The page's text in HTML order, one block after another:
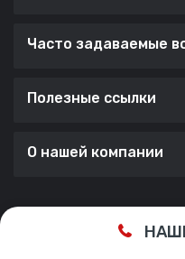
Часто задаваемые
Полезные ссылки
О нашей компании
Сделано с ❤️